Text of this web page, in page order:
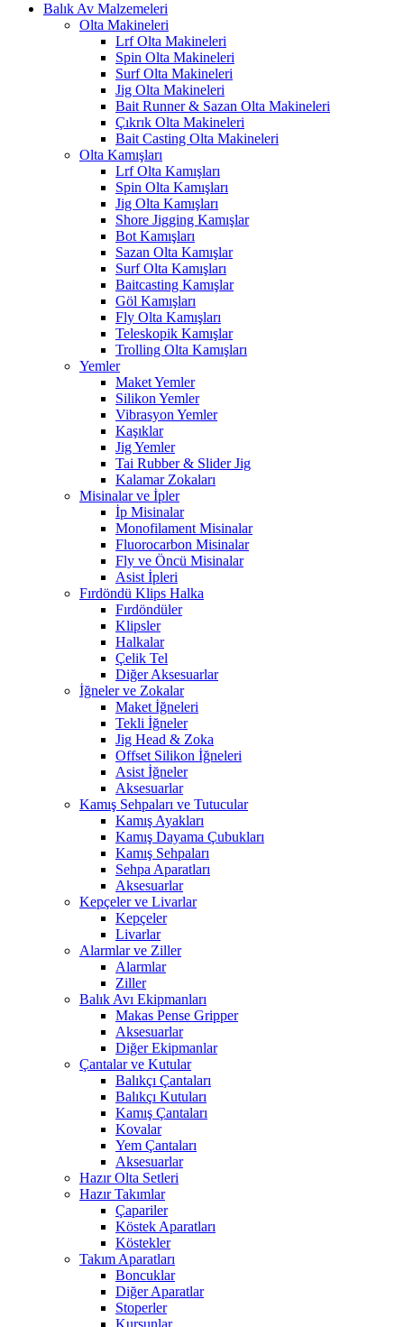
Balık Av Malzemeleri
Olta Makineleri
Lrf Olta Makineleri
Spin Olta Makineleri
Surf Olta Makineleri
Jig Olta Makineleri
Bait Runner & Sazan Olta Makineleri
Çıkrık Olta Makineleri
Bait Casting Olta Makineleri
Olta Kamışları
Lrf Olta Kamışları
Spin Olta Kamışları
Jig Olta Kamışları
Shore Jigging Kamışlar
Bot Kamışları
Sazan Olta Kamışlar
Surf Olta Kamışları
Baitcasting Kamışlar
Göl Kamışları
Fly Olta Kamışları
Teleskopik Kamışlar
Trolling Olta Kamışları
Yemler
Maket Yemler
Silikon Yemler
Vibrasyon Yemler
Kaşıklar
Jig Yemler
Tai Rubber & Slider Jig
Kalamar Zokaları
Misinalar ve İpler
İp Misinalar
Monofilament Misinalar
Fluorocarbon Misinalar
Fly ve Öncü Misinalar
Asist İpleri
Fırdöndü Klips Halka
Fırdöndüler
Klipsler
Halkalar
Çelik Tel
Diğer Aksesuarlar
İğneler ve Zokalar
Maket İğneleri
Tekli İğneler
Jig Head & Zoka
Offset Silikon İğneleri
Asist İğneler
Aksesuarlar
Kamış Sehpaları ve Tutucular
Kamış Ayakları
Kamış Dayama Çubukları
Kamış Sehpaları
Sehpa Aparatları
Aksesuarlar
Kepçeler ve Livarlar
Kepçeler
Livarlar
Alarmlar ve Ziller
Alarmlar
Ziller
Balık Avı Ekipmanları
Makas Pense Gripper
Aksesuarlar
Diğer Ekipmanlar
Çantalar ve Kutular
Balıkçı Çantaları
Balıkçı Kutuları
Kamış Çantaları
Kovalar
Yem Çantaları
Aksesuarlar
Hazır Olta Setleri
Hazır Takımlar
Çapariler
Köstek Aparatları
Köstekler
Takım Aparatları
Boncuklar
Diğer Aparatlar
Stoperler
Kurşunlar